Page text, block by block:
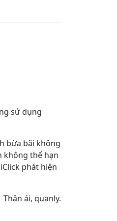
sử dụng
bừa bãi không
không thể hạn
phát hiện
Thân ái, quanly.